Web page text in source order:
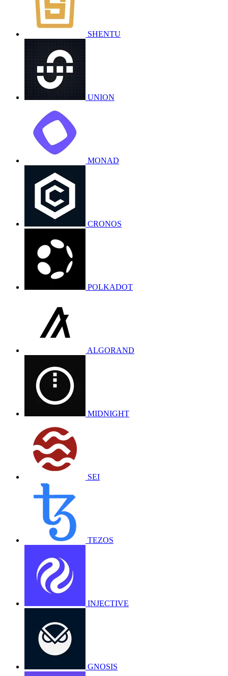
SHENTU
UNION
MONAD
CRONOS
POLKADOT
ALGORAND
MIDNIGHT
SEI
TEZOS
INJECTIVE
GNOSIS